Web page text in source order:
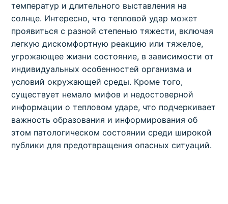
температур и длительного выставления на
солнце. Интересно, что тепловой удар может
проявиться с разной степенью тяжести, включая
легкую дискомфортную реакцию или тяжелое,
угрожающее жизни состояние, в зависимости от
индивидуальных особенностей организма и
условий окружающей среды. Кроме того,
существует немало мифов и недостоверной
информации о тепловом ударе, что подчеркивает
важность образования и информирования об
этом патологическом состоянии среди широкой
публики для предотвращения опасных ситуаций.